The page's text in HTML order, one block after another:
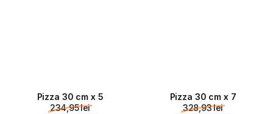
Pizza 30 cm x 5
234,95 lei
Pizza 30 cm x 7
328,93 lei